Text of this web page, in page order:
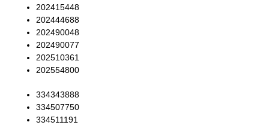
202415448
202444688
202490048
202490077
202510361
202554800
334343888
334507750
334511191